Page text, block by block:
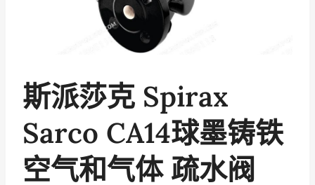
斯派莎克 Spirax
Sarco CA14球墨铸铁
空气和气体 疏水阀